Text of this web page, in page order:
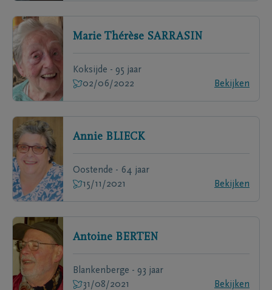
Marie Thérèse SARRASIN
Koksijde - 95 jaar
02/06/2022
Bekijken
Annie BLIECK
Oostende - 64 jaar
15/11/2021
Bekijken
Antoine BERTEN
Blankenberge - 93 jaar
31/08/2021
Bekijken